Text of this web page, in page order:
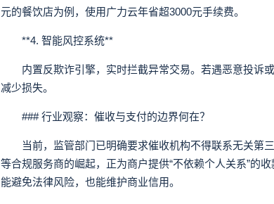
元的餐饮店为例，使用广力云年省超3000元手续费。
**4. 智能风控系统**
内置反欺诈引擎，实时拦截异常交易。若遇恶意投诉
减少损失。
### 行业观察：催收与支付的边界何在？
当前，监管部门已明确要求催收机构不得联系无关第
等合规服务商的崛起，正为商户提供“不依赖个人关系”的
能避免法律风险，也能维护商业信用。